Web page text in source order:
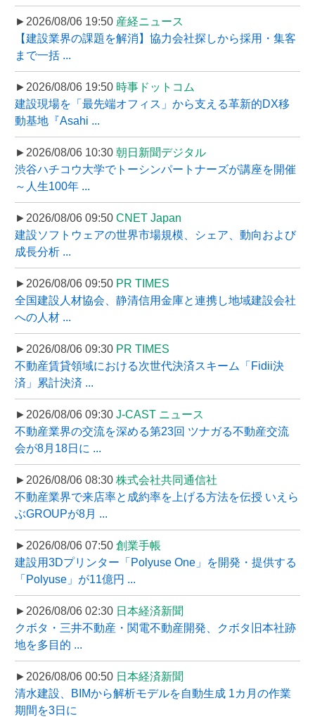
►2026/08/06 19:50 産経ニュース
【建設業界の課題を解消】協力会社探しから採用・集客
まで一括 ...
►2026/08/06 19:50 時事ドットコム
建設現場を「最先端オフィス」から支える革新的DX移
動基地『Asahi ...
►2026/08/06 10:30 朝日新聞デジタル
渋谷ハチコウ大学でトーシンパートナーズが講座を開催
～人生100年 ...
►2026/08/06 09:50 CNET Japan
建設ソフトウェアの世界市場規模、シェア、動向および
成長分析 ...
►2026/08/06 09:50 PR TIMES
全国建設人材協会、静清信用金庫と連携し地域建設会社
への人材 ...
►2026/08/06 09:30 PR TIMES
不動産賃貸領域における次世代決済スキーム「Fidii決
済」累計決済 ...
►2026/08/06 09:30 J-CAST ニュース
不動産業界の交流を深める第23回 ツナガる不動産交流
会が8月18日に ...
►2026/08/06 08:30 株式会社共同通信社
不動産業界で来店率と成約率を上げる方法を伝授 いえら
ぶGROUPが8月 ...
►2026/08/06 07:50 創業手帳
建設用3Dプリンター「Polyuse One」を開発・提供する
「Polyuse」が11億円 ...
►2026/08/06 02:30 日本経済新聞
クボタ・三井不動産・関電不動産開発、クボタ旧本社跡
地を多目的 ...
►2026/08/06 00:50 日本経済新聞
清水建設、BIMから解析モデルを自動生成 1カ月の作業
期間を3日に